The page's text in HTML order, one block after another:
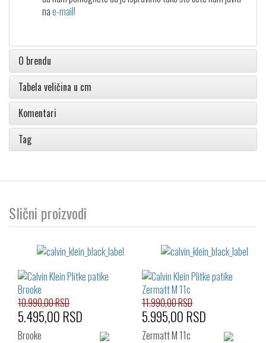
nae-mail!
O brendu
Tabela veličina u cm
Komentari
Tag
Slični proizvodi
10.990,00 RSD
5.495,00 RSD
Brooke
11.990,00 RSD
5.995,00 RSD
Zermatt M 11c